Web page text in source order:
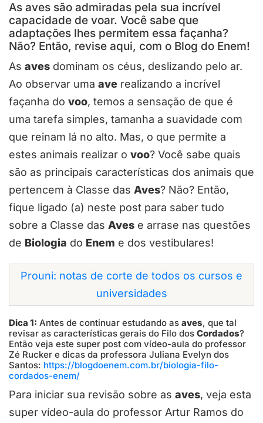
As aves são admiradas pela sua incrível
capacidade de voar. Você sabe que
adaptações lhes permitem essa façanha?
Não? Então, revise aqui, com o Blog do Enem!
As aves dominam os céus, deslizando pelo ar.
Ao observar uma ave realizando a incrível
façanha do voo, temos a sensação de que é
uma tarefa simples, tamanha a suavidade com
que reinam lá no alto. Mas, o que permite a
estes animais realizar o voo? Você sabe quais
são as principais características dos animais que
pertencem à Classe das Aves? Não? Então,
fique ligado (a) neste post para saber tudo
sobre a Classe das Aves e arrase nas questões
de Biologia do Enem e dos vestibulares!
Prouni: notas de corte de todos os cursos e
universidades
Dica 1: Antes de continuar estudando as aves, que tal
revisar as características gerais do Filo dos Cordados?
Então veja este super post com vídeo-aula do professor
Zé Rucker e dicas da professora Juliana Evelyn dos
Santos: https://blogdoenem.com.br/biologia-filo-
cordados-enem/
Para iniciar sua revisão sobre as aves, veja esta
super vídeo-aula do professor Artur Ramos do